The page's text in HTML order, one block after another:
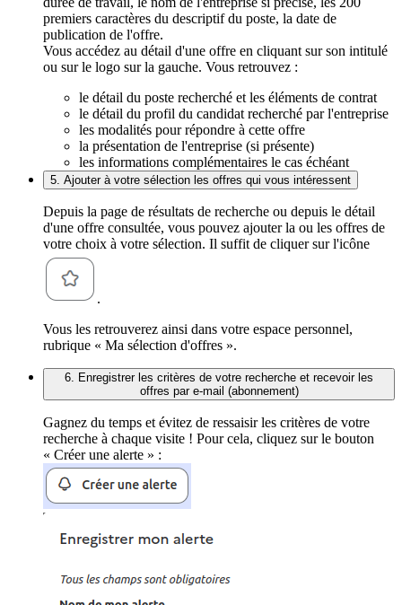
premiers caractères du descriptif du poste, la date de
publication de l'offre.
Vous accédez au détail d'une offre en cliquant sur son intitulé
ou sur le logo sur la gauche. Vous retrouvez :
le détail du poste recherché et les éléments de contrat
le détail du profil du candidat recherché par l'entreprise
les modalités pour répondre à cette offre
la présentation de l'entreprise (si présente)
les informations complémentaires le cas échéant
5. Ajouter à votre sélection les offres qui vous intéressent
Depuis la page de résultats de recherche ou depuis le détail
d'une offre consultée, vous pouvez ajouter la ou les offres de
votre choix à votre sélection. Il suffit de cliquer sur l'icône
.
Vous les retrouverez ainsi dans votre espace personnel,
rubrique « Ma sélection d'offres ».
6. Enregistrer les critères de votre recherche et recevoir les
offres par e-mail (abonnement)
Gagnez du temps et évitez de ressaisir les critères de votre
recherche à chaque visite ! Pour cela, cliquez sur le bouton
« Créer une alerte » :